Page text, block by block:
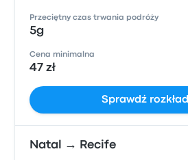
Przeciętny czas trwania podróży
5g
Cena minimalna
47 zł
Sprawdź rozkład
Natal → Recife